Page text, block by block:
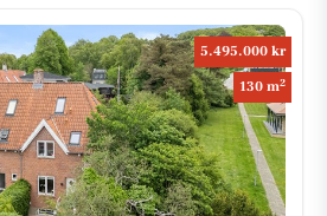
5.495.000 kr
130 m2